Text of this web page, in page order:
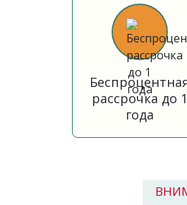
рассрочка до 1
года